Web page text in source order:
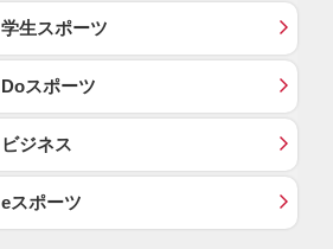
学生スポーツ
Doスポーツ
ビジネス
eスポーツ